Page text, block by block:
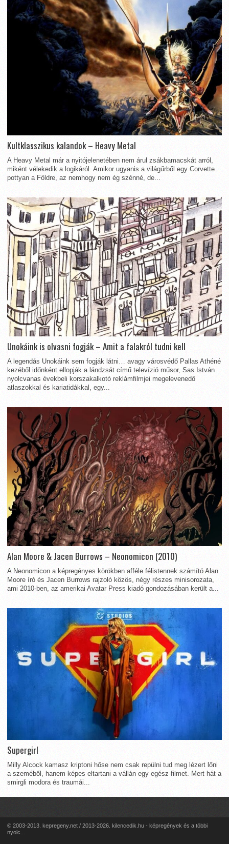
Kultklasszikus kalandok – Heavy Metal
A Heavy Metal már a nyitójelenetében nem árul zsákbamacskát arról,
miként vélekedik a logikáról. Amikor ugyanis a világűrből egy Corvette
pottyan a Földre, az nemhogy nem ég szénné, de...
Unokáink is olvasni fogják – Amit a falakról tudni kell
A legendás Unokáink sem fogják látni… avagy városvédő Pallas Athéné
kezéből időnként ellopják a lándzsát című televízió műsor, Sas István
nyolcvanas évekbeli korszakalkotó reklámfilmjei megelevenedő
atlaszokkal és kariatidákkal, egy...
Alan Moore & Jacen Burrows – Neonomicon (2010)
A Neonomicon a képregényes körökben afféle félistennek számító Alan
Moore író és Jacen Burrows rajzoló közös, négy részes minisorozata,
ami 2010-ben, az amerikai Avatar Press kiadó gondozásában került a...
Supergirl
Milly Alcock kamasz kriptoni hőse nem csak repülni tud meg lézert lőni
a szeméből, hanem képes eltartani a vállán egy egész filmet. Mert hát a
smirgli modora és traumái...
© 2003-2013. kepregeny.net / 2013-2026. kilencedik.hu - képregények és a többi
nyolc...